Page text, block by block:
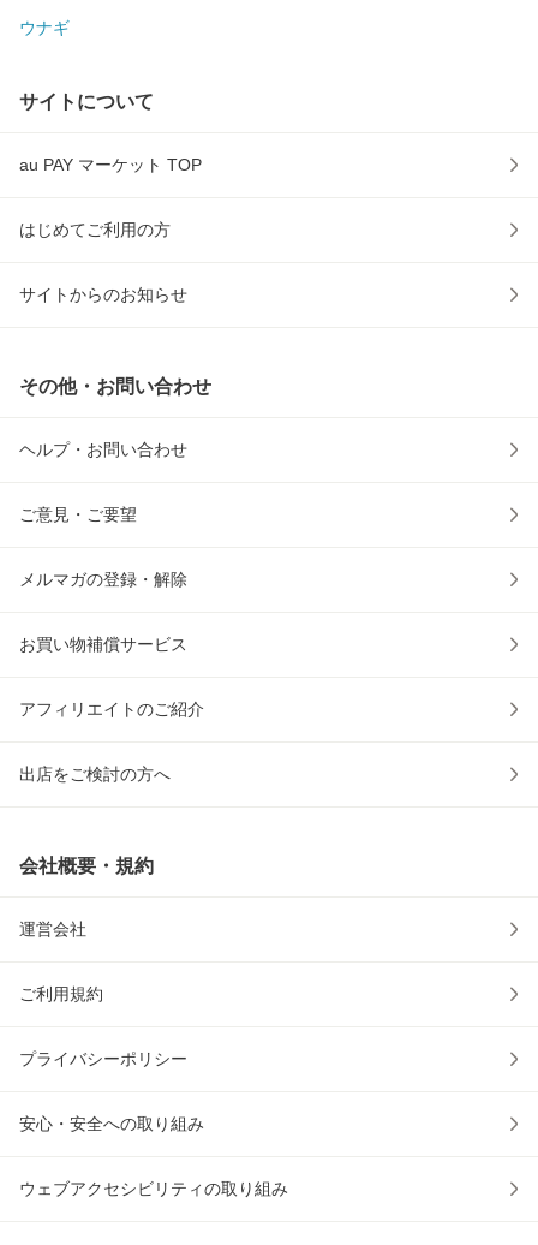
ウナギ
サイトについて
au PAY マーケット TOP
はじめてご利用の方
サイトからのお知らせ
その他・お問い合わせ
ヘルプ・お問い合わせ
ご意見・ご要望
メルマガの登録・解除
お買い物補償サービス
アフィリエイトのご紹介
出店をご検討の方へ
会社概要・規約
運営会社
ご利用規約
プライバシーポリシー
安心・安全への取り組み
ウェブアクセシビリティの取り組み